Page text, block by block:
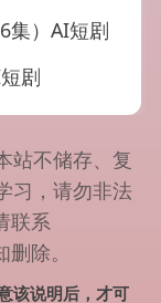
集）AI短剧
剧
站不储存、复
习，请勿非法
联系
除。
该说明后，才可